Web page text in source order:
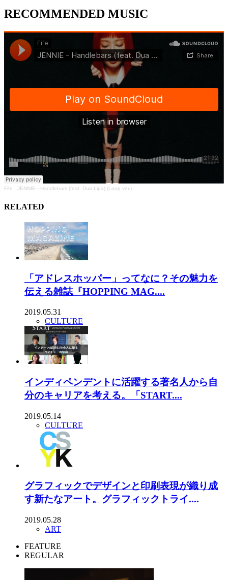
RECOMMENDED MUSIC
Fife · JENNIE - Handlebars (feat. Dua Lipa) (Loop ver.)
RELATED
「アドレスホッパー」ってなに？その魅力を
伝える雑誌『HOPPING MAG....
2019.05.31
CULTURE
インディペンデントに活躍する著名人から自
分のキャリアを考える。「START....
2019.05.14
CULTURE
グラフィックでデザインと印刷表現が織り成
す新たなアート。グラフィックトライ....
2019.05.28
ART
FEATURE
REGULAR